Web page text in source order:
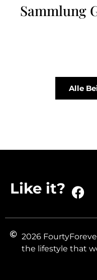
Sammlung
Alle
Like it?
2026
the lifestyle that